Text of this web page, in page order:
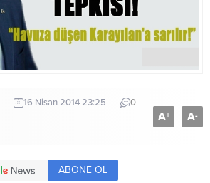
16 Nisan 2014 23:25 0
A+ A-
ABONE OL